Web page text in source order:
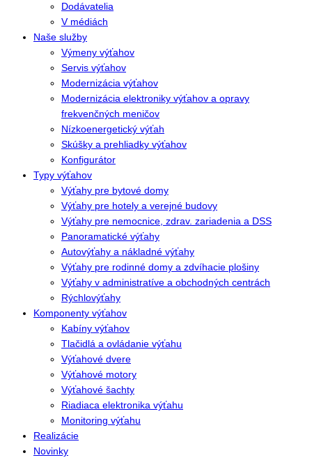
Dodávatelia
V médiách
Naše služby
Výmeny výťahov
Servis výťahov
Modernizácia výťahov
Modernizácia elektroniky výťahov a opravy
frekvenčných meničov
Nízkoenergetický výťah
Skúšky a prehliadky výťahov
Konfigurátor
Typy výťahov
Výťahy pre bytové domy
Výťahy pre hotely a verejné budovy
Výťahy pre nemocnice, zdrav. zariadenia a DSS
Panoramatické výťahy
Autovýťahy a nákladné výťahy
Výťahy pre rodinné domy a zdvíhacie plošiny
Výťahy v administratíve a obchodných centrách
Rýchlovýťahy
Komponenty výťahov
Kabíny výťahov
Tlačidlá a ovládanie výťahu
Výťahové dvere
Výťahové motory
Výťahové šachty
Riadiaca elektronika výťahu
Monitoring výťahu
Realizácie
Novinky